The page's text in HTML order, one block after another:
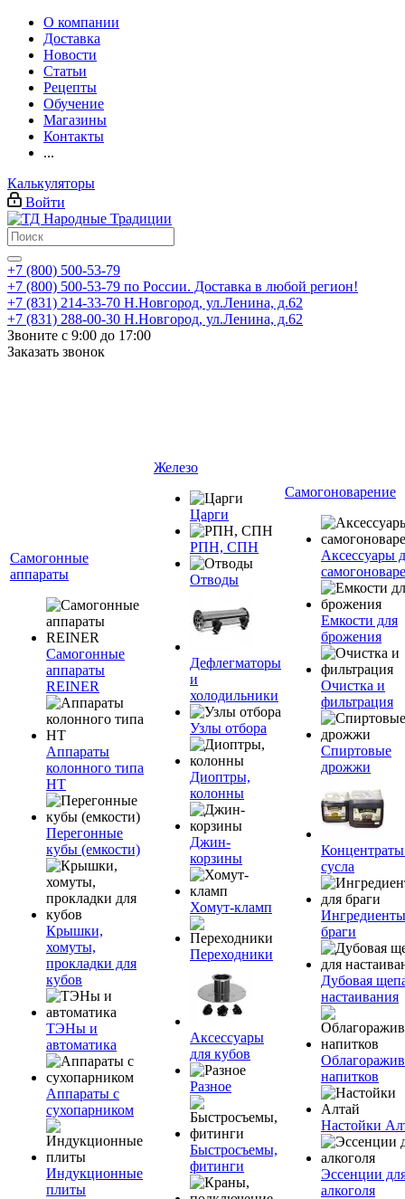
О компании
Доставка
Новости
Статьи
Рецепты
Обучение
Магазины
Контакты
...
Калькуляторы
Войти
+7 (800) 500-53-79
+7 (800) 500-53-79 по России. Доставка в любой регион!
+7 (831) 214-33-70 Н.Новгород, ул.Ленина, д.62
+7 (831) 288-00-30 Н.Новгород, ул.Ленина, д.62
Звоните с 9:00 до 17:00
Заказать звонок
Самогонные
аппараты
Самогонные
аппараты
REINER
Аппараты
колонного типа
НТ
Перегонные
кубы (емкости)
Крышки,
хомуты,
прокладки для
кубов
ТЭНы и
автоматика
Аппараты с
сухопарником
Индукционные
плиты
Железо
Царги
РПН, СПН
Отводы
Дефлегматоры
и
холодильники
Узлы отбора
Диоптры,
колонны
Джин-
корзины
Хомут-кламп
Переходники
Аксессуары
для кубов
Разное
Быстросъемы,
фитинги
Самогоноварение
Аксессуары
Емкости для
брожения
Очистка и
фильтрация
Спиртовые
дрожжи
сусла
браги
Дубовая
настаивания
напитков
Настойки
Эссенции
алкоголя